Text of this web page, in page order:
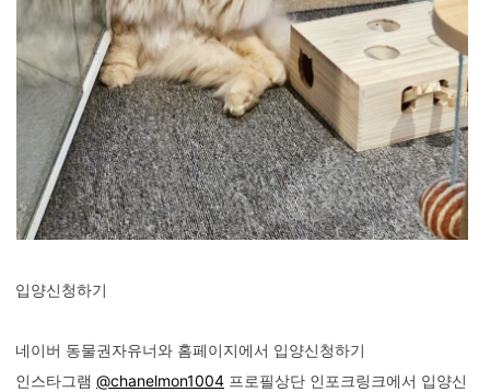
입양신청하기
네이버 동물권자유너와 홈페이지에서 입양신청하기
인스타그램 @chanelmon1004 프로필상단 인포크링크에서 입양신